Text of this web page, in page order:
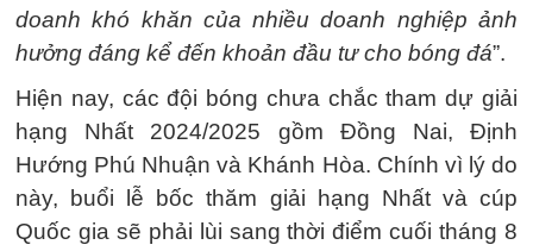
doanh khó khăn của nhiều doanh nghiệp ảnh
hưởng đáng kể đến khoản đầu tư cho bóng đá”.
Hiện nay, các đội bóng chưa chắc tham dự giải
hạng Nhất 2024/2025 gồm Đồng Nai, Định
Hướng Phú Nhuận và Khánh Hòa. Chính vì lý do
này, buổi lễ bốc thăm giải hạng Nhất và cúp
Quốc gia sẽ phải lùi sang thời điểm cuối tháng 8